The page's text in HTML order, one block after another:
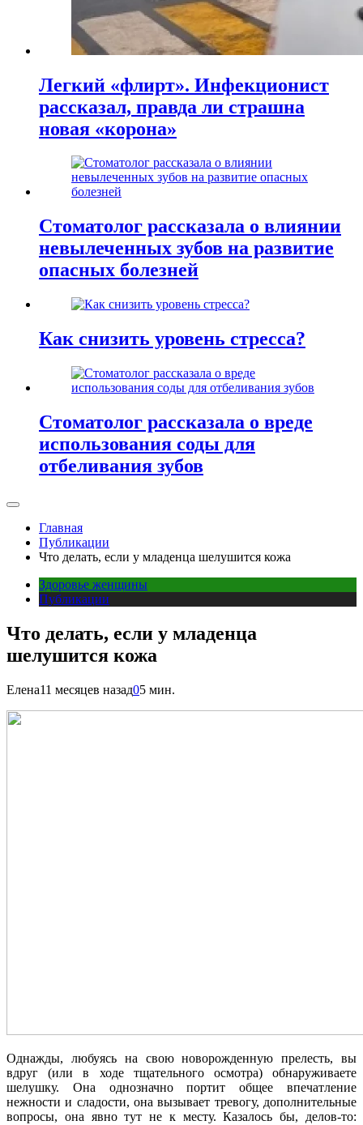
Легкий «флирт». Инфекционист
рассказал, правда ли страшна
новая «корона»
Стоматолог рассказала о влиянии
невылеченных зубов на развитие
опасных болезней
Как снизить уровень стресса?
Стоматолог рассказала о вреде
использования соды для
отбеливания зубов
Главная
Публикации
Что делать, если у младенца шелушится кожа
Здоровье женщины
Публикации
Что делать, если у младенца
шелушится кожа
Елена11 месяцев назад05 мин.
Однажды, любуясь на свою новорожденную прелесть, вы
вдруг (или в ходе тщательного осмотра) обнаруживаете
шелушку. Она однозначно портит общее впечатление
нежности и сладости, она вызывает тревогу, дополнительные
вопросы, она явно тут не к месту. Казалось бы, делов-то: